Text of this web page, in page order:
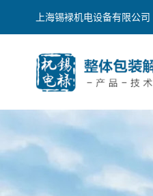
上海锡䘵机电设备有限公司